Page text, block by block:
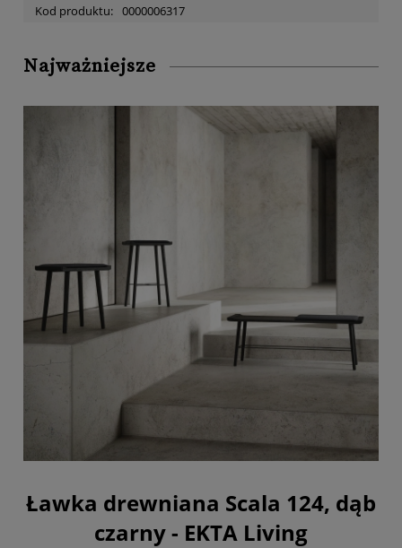
Kod produktu: 0000006317
Najważniejsze
Ławka drewniana Scala 124, dąb
czarny - EKTA Living